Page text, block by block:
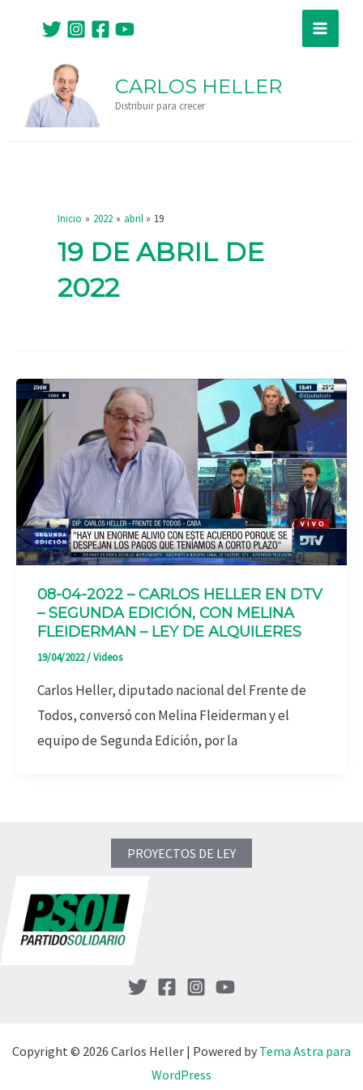
contenido
Main
CARLOS HELLER
Distribuir para crecer
Inicio 2022 abril 19
19 DE ABRIL DE
2022
08-04-2022 – CARLOS HELLER EN DTV
– SEGUNDA EDICIÓN, CON MELINA
FLEIDERMAN – LEY DE ALQUILERES
19/04/2022/Videos
Carlos Heller, diputado nacional del Frente de
Todos, conversó con Melina Fleiderman y el
equipo de Segunda Edición, por la
PROYECTOS DE LEY
Copyright © 2026 Carlos Heller | Powered by Tema Astra para
WordPress